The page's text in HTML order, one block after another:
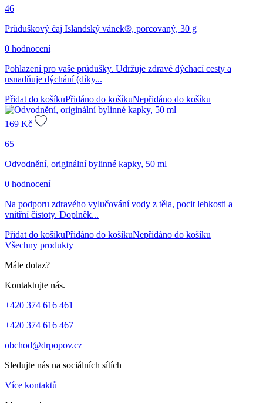
46
Průduškový čaj Islandský vánek®, porcovaný, 30 g
0 hodnocení
Pohlazení pro vaše průdušky. Udržuje zdravé dýchací cesty a
usnadňuje dýchání (díky...
Přidat do košíkuPřidáno do košíkuNepřidáno do košíku
169 Kč
65
Odvodnění, originální bylinné kapky, 50 ml
0 hodnocení
Na podporu zdravého vylučování vody z těla, pocit lehkosti a
vnitřní čistoty. Doplněk...
Přidat do košíkuPřidáno do košíkuNepřidáno do košíku
Všechny produkty
Máte dotaz?
Kontaktujte nás.
+420 374 616 461
+420 374 616 467
obchod@drpopov.cz
Sledujte nás na sociálních sítích
Více kontaktů